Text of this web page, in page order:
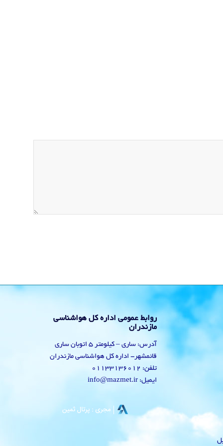
روابط عمومی اداره کل هواشناسی
مازندران
آدرس: ساری – کیلومتر 5 اتوبان ساری
قائمشهر- اداره کل هواشناسی مازندران
تلفن: 01133136012
ایمیل: info@mazmet.ir